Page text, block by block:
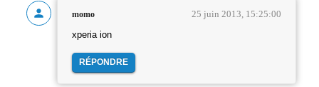
momo 25 juin 2013, 15:25:00
xperia ion
RÉPONDRE